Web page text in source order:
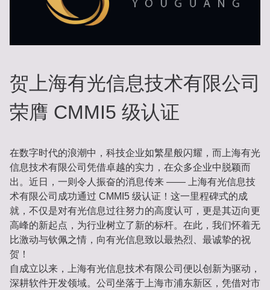
贺上海有光信息技术有限公司
荣膺 CMMI5 级认证
在数字时代的浪潮中，科技企业如繁星般闪耀，而上海有光
信息技术有限公司凭借卓越的实力，在众多企业中脱颖而
出。近日，一则令人振奋的消息传来 —— 上海有光信息技
术有限公司成功通过 CMMI5 级认证！这一里程碑式的成
就，不仅是对有光信息过往努力的高度认可，更是其迈向更
高峰的新起点，为行业树立了新的标杆。在此，我们怀着无
比激动与钦佩之情，向有光信息致以最热烈、最诚挚的祝
贺！
自成立以来，上海有光信息技术有限公司便以创新为驱动，
深耕软件开发领域。公司坐落于上海市浦东新区，凭借对市